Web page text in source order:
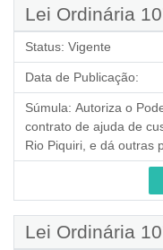
Lei Ordinária
Status: Vigente
Data de Publicação:
Súmula: Autoriza o
contrato de ajuda de
Rio Piquiri, e dá outras
Lei Ordinária